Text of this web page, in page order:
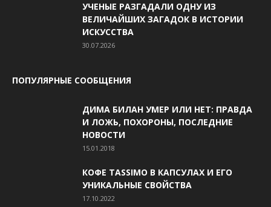
УЧЕНЫЕ РАЗГАДАЛИ ОДНУ ИЗ
ВЕЛИЧАЙШИХ ЗАГАДОК В ИСТОРИИ
ИСКУССТВА
30.07.2026
ПОПУЛЯРНЫЕ СООБЩЕНИЯ
ДИМА БИЛАН УМЕР ИЛИ НЕТ: ПРАВДА
И ЛОЖЬ, ПОХОРОНЫ, ПОСЛЕДНИЕ
НОВОСТИ
15.01.2018
КОФЕ TASSIMO В КАПСУЛАХ И ЕГО
УНИКАЛЬНЫЕ СВОЙСТВА
17.10.2022